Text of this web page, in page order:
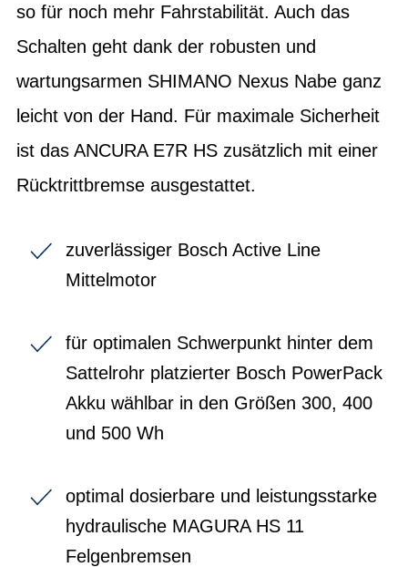
so für noch mehr Fahrstabilität. Auch das
Schalten geht dank der robusten und
wartungsarmen SHIMANO Nexus Nabe ganz
leicht von der Hand. Für maximale Sicherheit
ist das ANCURA E7R HS zusätzlich mit einer
Rücktrittbremse ausgestattet.
zuverlässiger Bosch Active Line
Mittelmotor
für optimalen Schwerpunkt hinter dem
Sattelrohr platzierter Bosch PowerPack
Akku wählbar in den Größen 300, 400
und 500 Wh
optimal dosierbare und leistungsstarke
hydraulische MAGURA HS 11
Felgenbremsen